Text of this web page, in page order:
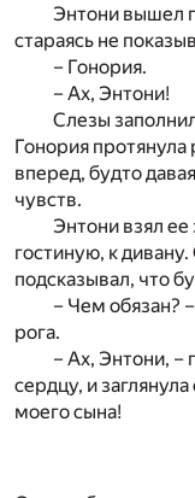
Энтони вышел
стараясь не
– Гонория.
– Ах, Энтони!
Слезы
Гонория протянула
вперед, будто
чувств.
Энтони взял ее
гостиную, к
подсказывал, что
– Чем обязан?
рога.
– Ах, Энтони, –
сердцу, и
моего сына!